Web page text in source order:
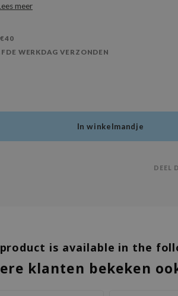
meer
WERKDAG VERZONDEN
In winkelmandje
DEEL
is available in the
klanten bekeken